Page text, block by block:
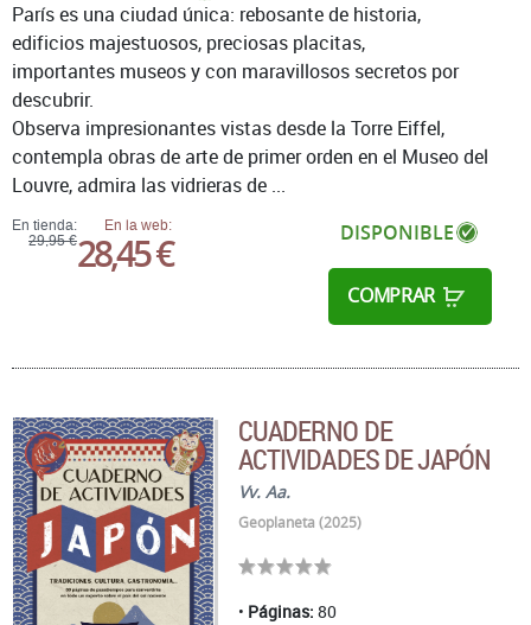
En tienda:
29,95 €
En la web:
28,45 € DISPONIBLE
COMPRAR
París es una ciudad única: rebosante de historia,
edificios majestuosos, preciosas placitas,
importantes museos y con maravillosos secretos por
descubrir.
Observa impresionantes vistas desde la Torre Eiffel,
contempla obras de arte de primer orden en el Museo del
Louvre, admira las vidrieras de ...
CUADERNO DE
ACTIVIDADES DE JAPÓN
Vv. Aa.
Geoplaneta (2025)
Páginas: 80